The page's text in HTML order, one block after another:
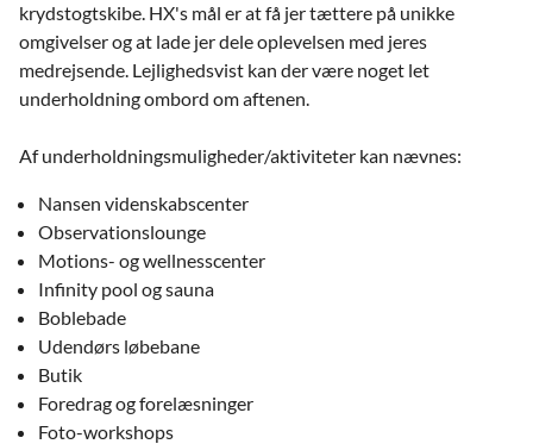
krydstogtskibe. HX's mål er at få jer tættere på unikke
omgivelser og at lade jer dele oplevelsen med jeres
medrejsende. Lejlighedsvist kan der være noget let
underholdning ombord om aftenen.
Af underholdningsmuligheder/aktiviteter kan nævnes:
Nansen videnskabscenter
Observationslounge
Motions- og wellnesscenter
Infinity pool og sauna
Boblebade
Udendørs løbebane
Butik
Foredrag og forelæsninger
Foto-workshops